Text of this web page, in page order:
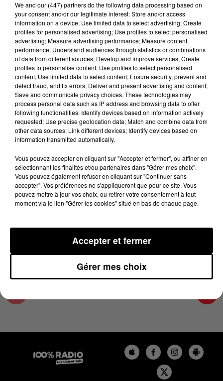
Lecture (1 min 13 sec)
100%
100% Radio l'agenda des Hautes-Pyrénées
25 février 2024 - 1 min 13 sec
L'AGENDA DES HAUTES-PYRÉNÉES DU
25/02/2024 À 11H34
L'agenda des Hautes-Pyrénées
We and our (447) partnersdo the following data processing based on
your consent and/or our legitimate interest: Store and/or access
information on a device; Use limited data to select advertising; Create
profiles for personalised advertising; Use profiles to select personalised
advertising; Measure advertising performance; Measure content
performance; Understand audiences through statistics or combinations
of data from different sources; Develop and improve services; Create
profiles to personalise content; Use profiles to select personalised
content; Use limited data to select content; Ensure security, prevent and
detect fraud, and fix errors; Deliver and present advertising and content;
Save and communicate privacy choices. These technologies may
process personal data such as IP address and browsing data to offer
following functionalities: Identify devices based on information actively
requested; Use precise geolocation data; Match and combine data from
other data sources; Link different devices; Identify devices based on
information transmitted automatically.
Vous pouvez accepter en cliquant sur "Accepter et fermer", ou affiner en
sélectionnant les finalités et/ou partenaires dans "Gérer mes choix".
Vous pouvez également refuser en cliquant sur "Continuer sans
accepter". Vos préférences ne s'appliqueront que pour ce site. Vous
pouvez mettre à jour vos choix, ou retirer votre consentement à tout
moment via le lien "Gérer les cookies" situé en bas de chaque page.
Gérer mes choix
Accepter et fermer